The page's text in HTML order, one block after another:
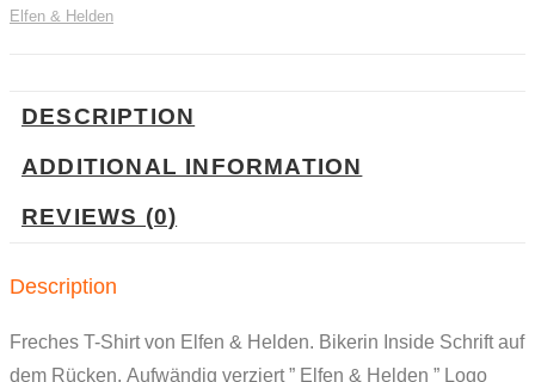
Langarm
Elfen & Helden
DESCRIPTION
ADDITIONAL INFORMATION
REVIEWS (0)
Description
Freches T-Shirt von Elfen & Helden. Bikerin Inside Schrift auf
dem Rücken. Aufwändig verziert ” Elfen & Helden ” Logo